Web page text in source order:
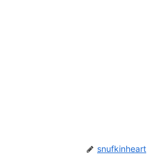
snufkinheart